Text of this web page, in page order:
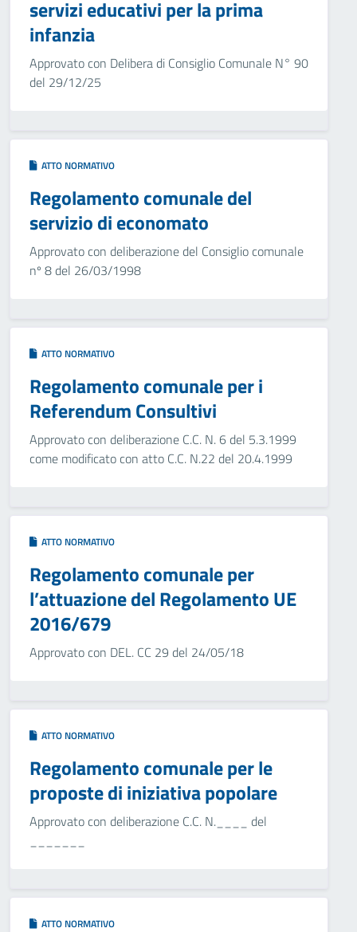
servizi educativi per la prima
infanzia
Approvato con Delibera di Consiglio Comunale N° 90
del 29/12/25
ATTO NORMATIVO
Regolamento comunale del
servizio di economato
Approvato con deliberazione del Consiglio comunale
nº 8 del 26/03/1998
ATTO NORMATIVO
Regolamento comunale per i
Referendum Consultivi
Approvato con deliberazione C.C. N. 6 del 5.3.1999
come modificato con atto C.C. N.22 del 20.4.1999
ATTO NORMATIVO
Regolamento comunale per
l’attuazione del Regolamento UE
2016/679
Approvato con DEL. CC 29 del 24/05/18
ATTO NORMATIVO
Regolamento comunale per le
proposte di iniziativa popolare
Approvato con deliberazione C.C. N.____ del
ATTO NORMATIVO